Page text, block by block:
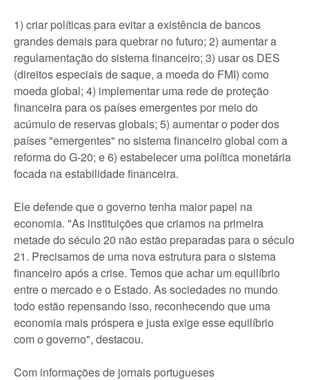
1) criar políticas para evitar a existência de bancos
grandes demais para quebrar no futuro; 2) aumentar a
regulamentação do sistema financeiro; 3) usar os DES
(direitos especiais de saque, a moeda do FMI) como
moeda global; 4) implementar uma rede de proteção
financeira para os países emergentes por meio do
acúmulo de reservas globais; 5) aumentar o poder dos
países "emergentes" no sistema financeiro global com a
reforma do G-20; e 6) estabelecer uma política monetária
focada na estabilidade financeira.
Ele defende que o governo tenha maior papel na
economia. "As instituições que criamos na primeira
metade do século 20 não estão preparadas para o século
21. Precisamos de uma nova estrutura para o sistema
financeiro após a crise. Temos que achar um equilíbrio
entre o mercado e o Estado. As sociedades no mundo
todo estão repensando isso, reconhecendo que uma
economia mais próspera e justa exige esse equilíbrio
com o governo", destacou.
Com informações de jornais portugueses